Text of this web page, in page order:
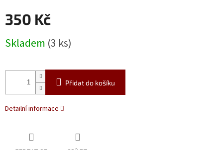
350 Kč
cena:
Skladem (3 ks)
Přidat do košíku
Detailní informace